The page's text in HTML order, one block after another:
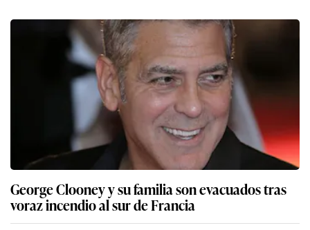
George Clooney y su familia son evacuados tras
voraz incendio al sur de Francia